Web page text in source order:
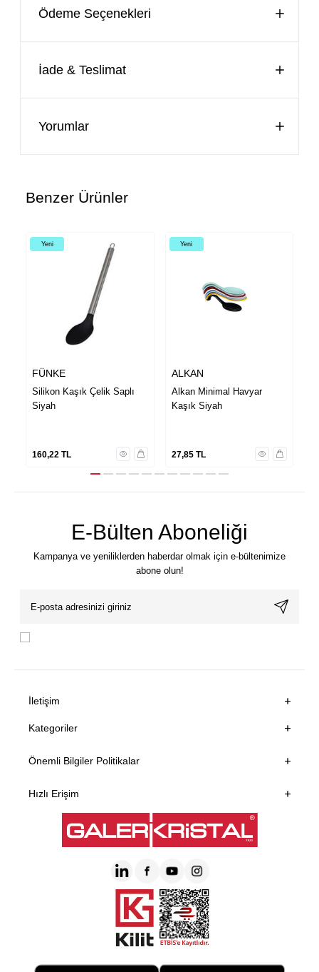
Ödeme Seçenekleri
İade & Teslimat
Yorumlar
Benzer Ürünler
Yeni
FÜNKE
Silikon Kaşık Çelik Saplı
Siyah
160,22 TL
Yeni
ALKAN
Alkan Minimal Havyar
Kaşık Siyah
27,85TL
E-Bülten Aboneliği
Kampanya ve yeniliklerden haberdar olmak için e-bültenimize
abone olun!
İletişim
Kategoriler
Önemli Bilgiler Politikalar
Hızlı Erişim